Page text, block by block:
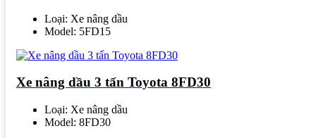
Loại: Xe nâng dầu
Model: 5FD15
Xe nâng dầu 3 tấn Toyota 8FD30
Loại: Xe nâng dầu
Model: 8FD30